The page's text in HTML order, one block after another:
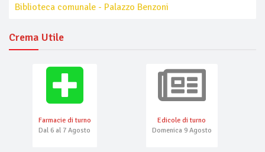
Biblioteca comunale - Palazzo Benzoni
Crema Utile
Farmacie di turno
Dal 6 al 7 Agosto
Edicole di turno
Domenica 9 Agosto